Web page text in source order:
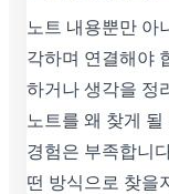
노트 내용뿐만 아
각하며 연결해야
하거나 생각을 정
노트를 왜 찾게
경험은 부족합니
떤 방식으로 찾을